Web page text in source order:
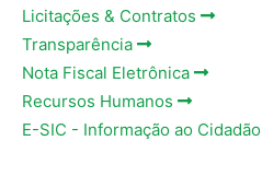
Licitações & Contratos
Transparência
Nota Fiscal Eletrônica
Recursos Humanos
E-SIC - Informação ao Cidadão